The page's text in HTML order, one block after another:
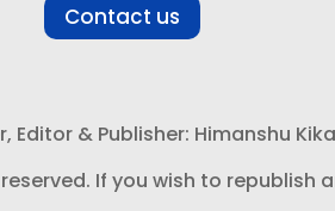
Contact us
Editor & Publisher: Himanshu
If you wish to